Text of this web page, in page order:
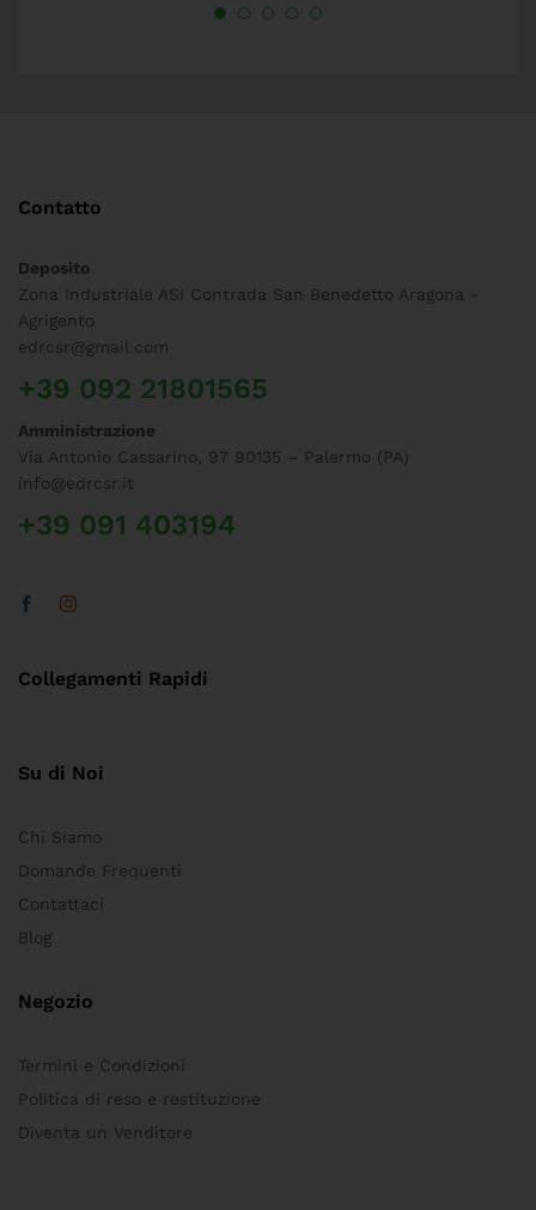
Contatto
Deposito
Zona Industriale ASI Contrada San Benedetto Aragona -
Agrigento
edrcsr@gmail.com
+39 092 21801565
Amministrazione
Via Antonio Cassarino, 97 90135 – Palermo (PA)
info@edrcsr.it
+39 091 403194
Collegamenti Rapidi
Su di Noi
Chi Siamo
Domande Frequenti
Contattaci
Blog
Negozio
Termini e Condizioni
Politica di reso e restituzione
Diventa un Venditore